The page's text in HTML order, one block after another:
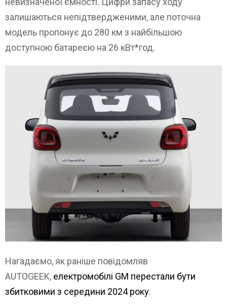
залишаються непідтвердженими, але поточна
модель пропонує до 280 км з найбільшою
доступною батареєю на 26 кВт*год.
Нагадаємо, як раніше повідомляв
AUTOGEEK, електромобілі GM перестали бути
збитковими з середини 2024 року.